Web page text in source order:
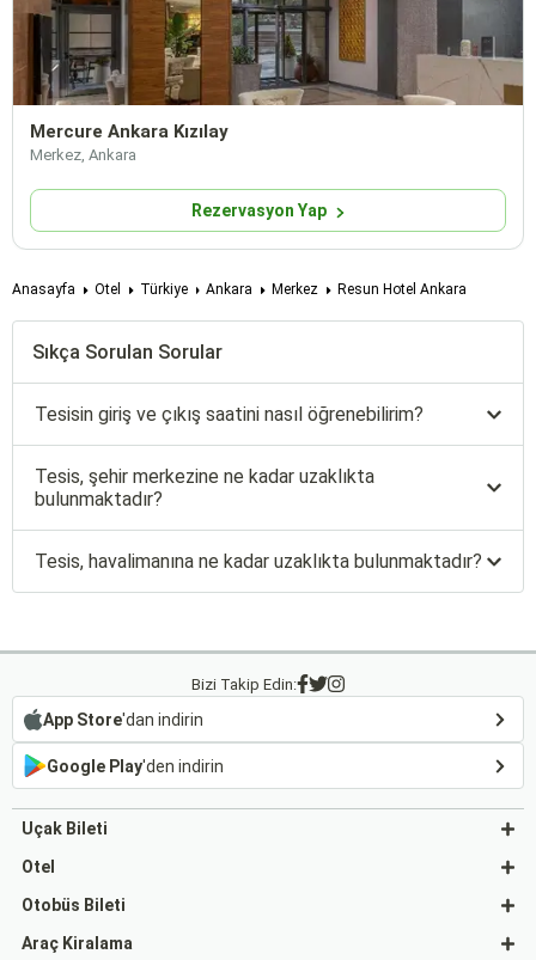
Mercure Ankara Kızılay
Merkez, Ankara
Rezervasyon Yap
Anasayfa Otel Türkiye Ankara Merkez Resun Hotel Ankara
Sıkça Sorulan Sorular
Tesisin giriş ve çıkış saatini nasıl öğrenebilirim?
Tesis, şehir merkezine ne kadar uzaklıkta
bulunmaktadır?
Tesis, havalimanına ne kadar uzaklıkta bulunmaktadır?
Bizi Takip Edin:
App Store'dan indirin
Google Play'den indirin
Uçak Bileti
Otel
Otobüs Bileti
Araç Kiralama